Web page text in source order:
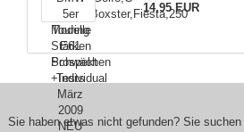
14,95 EUR
Sie haben etwas nicht gefunden? Sie